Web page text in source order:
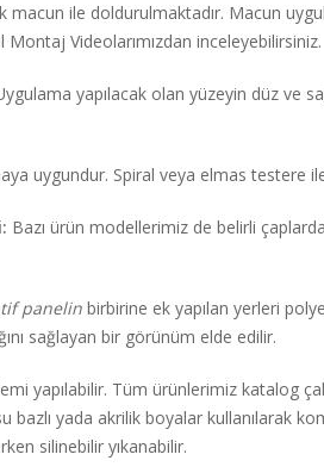
macun ile doldurulmaktadır. Macun
Videolarımızdan inceleyebilirsiniz.
yapılacak olan yüzeyin düz ve
uygundur. Spiral veya elmas testere
Bazı ürün modellerimiz de belirli
panelin birbirine ek yapılan yerleri
sağlayan bir görünüm elde edilir.
yapılabilir. Tüm ürünlerimiz katalog
yada akrilik boyalar kullanılarak
silinebilir yıkanabilir.